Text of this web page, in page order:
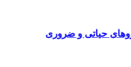
حیاتی و ضروری